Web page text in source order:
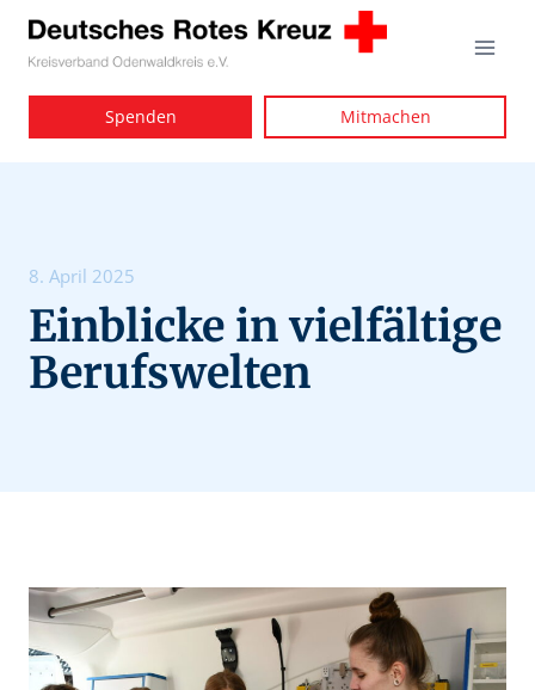
Zum
Inhalt
Spenden Mitmachen
8. April 2025
Einblicke in vielfältige
Berufswelten